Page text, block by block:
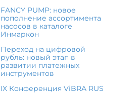
FANCY PUMP: новое
пополнение ассортимента
насосов в каталоге
Инмаркон
Переход на цифровой
рубль: новый этап в
развитии платежных
инструментов
IX Конференция ViBRA RUS